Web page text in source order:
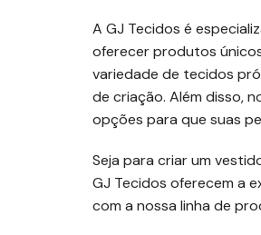
A GJ Tecidos é
oferecer produtos
variedade de tecidos
de criação. Além disso,
opções para que suas
Seja para criar um
GJ Tecidos oferecem a
com a nossa linha de